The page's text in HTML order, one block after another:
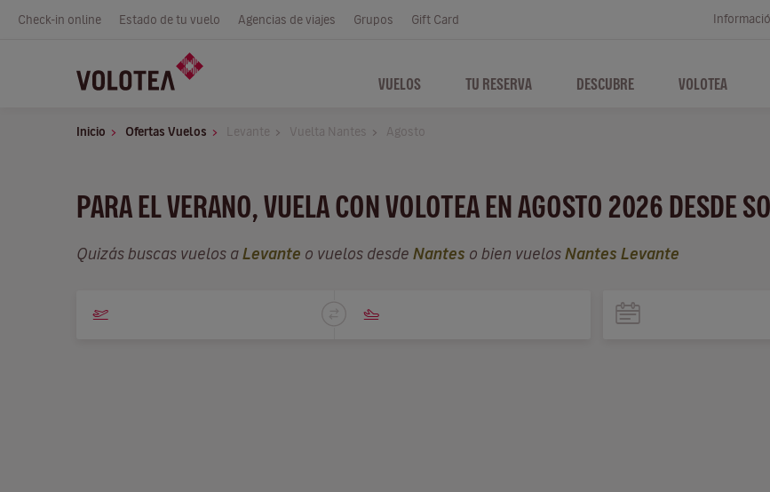
Check-in online Estado de tu vuelo Agencias de viajes Grupos Gift Card
VUELOS TU RESERVA DESCUBRE VOLOTEA
Inicio Ofertas Vuelos Levante Vuelta Nantes Agosto
PARA EL VERANO, VUELA CON VOLOTEA EN AGOSTO 2026 DESDE
Quizás buscas vuelos a Levante o vuelos desde Nantes o bien vuelos Nantes Levante